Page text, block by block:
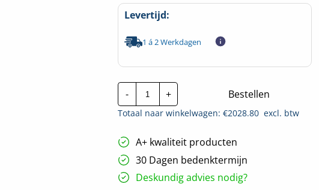
Levertijd:
1 á 2 Werkdagen
-
Invertek
Frequentieregelaar
|
ODV-
340300-
3F1E-
MN
|
P=15kw
hoeveelheid
+ Bestellen
Totaal naar winkelwagen: €2028.80excl. btw
A+ kwaliteit producten
30 Dagen bedenktermijn
Deskundig advies nodig?